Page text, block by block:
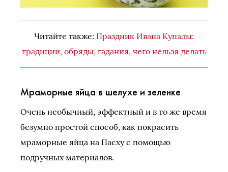
Читайте также: Праздник Ивана Купалы:
традиции, обряды, гадания, чего нельзя делать
Мраморные яйца в шелухе и зеленке
Очень необычный, эффектный и в то же время
безумно простой способ, как покрасить
мраморные яйца на Пасху с помощью
подручных материалов.